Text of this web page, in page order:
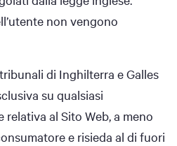
non vengono
di Inghilterra e Galles
su qualsiasi
al Sito Web, a meno
e risieda al di fuori